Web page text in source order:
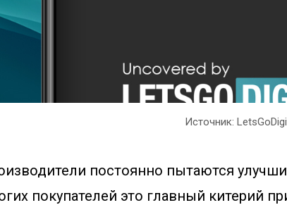
Источник:
постоянно пытаются
покупателей это главный китерий